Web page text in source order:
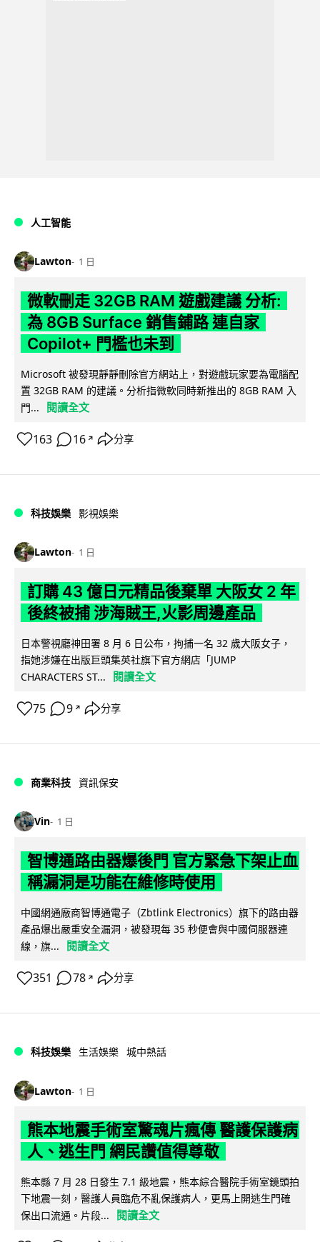
人工智能
Lawton 1 日
微軟刪走 32GB RAM 遊戲建議 分析:
為 8GB Surface 銷售鋪路 連自家
Copilot+ 門檻也未到
Microsoft 被發現靜靜刪除官方網站上，對遊戲玩家要為電腦配
置 32GB RAM 的建議。分析指微軟同時新推出的 8GB RAM 入
門...
閱讀全文
163 16 ↗ 分享
科技娛樂 影視娛樂
Lawton 1 日
訂購 43 億日元精品後棄單 大阪女 2 年
後終被捕 涉海賊王,火影周邊產品
日本警視廳神田署 8 月 6 日公布，拘捕一名 32 歲大阪女子，
指她涉嫌在出版巨頭集英社旗下官方網店「JUMP
CHARACTERS ST...
閱讀全文
75 9 ↗ 分享
商業科技 資訊保安
Vin 1 日
智博通路由器爆後門 官方緊急下架止血
稱漏洞是功能在維修時使用
中國網通廠商智博通電子（Zbtlink Electronics）旗下的路由器
產品爆出嚴重安全漏洞，被發現每 35 秒便會與中國伺服器連
線，旗...
閱讀全文
351 78 ↗ 分享
科技娛樂 生活娛樂 城中熱話
Lawton 1 日
熊本地震手術室驚魂片瘋傳 醫護保護病
人、逃生門 網民讚值得尊敬
熊本縣 7 月 28 日發生 7.1 級地震，熊本綜合醫院手術室鏡頭拍
下地震一刻，醫護人員臨危不亂保護病人，更馬上開逃生門確
保出口流通。片段...
閱讀全文